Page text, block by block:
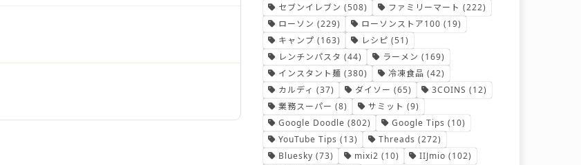
セブンイレブン (508) ファミリーマート (222)
ローソン (229) ローソンストア100 (19)
キャンプ (163) レシピ (51)
レンチンパスタ (44) ラーメン (169)
インスタント麺 (380) 冷凍食品 (42)
カルディ (37) ダイソー (65) 3COINS (12)
業務スーパー (8) サミット (9)
Google Doodle (802) Google Tips (10)
YouTube Tips (13) Threads (272)
Bluesky (73) mixi2 (10) IIJmio (102)